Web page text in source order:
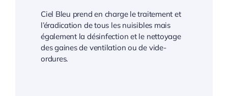
Ciel Bleu prend en charge le traitement et
l’éradication de tous les nuisibles mais
également la désinfection et le nettoyage
des gaines de ventilation ou de vide-
ordures.